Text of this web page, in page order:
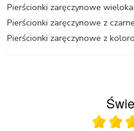
Pierścionki zaręczynowe
Pierścionki zaręczynowe z
Pierścionki zaręczynowe z